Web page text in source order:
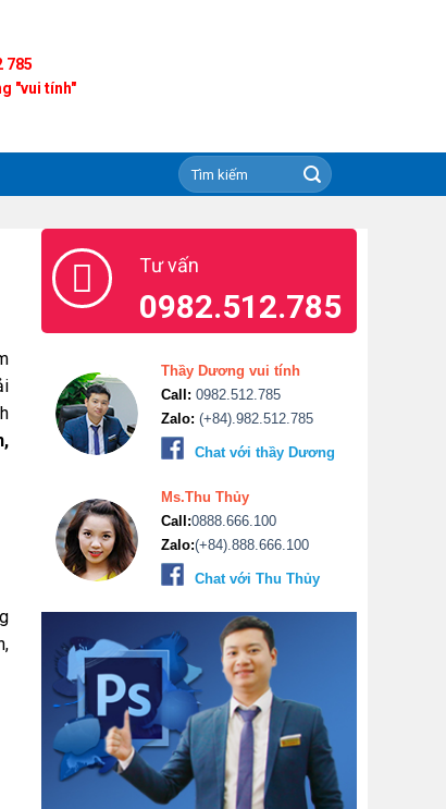
785
"vui tính"
Tư vấn
0982.512.785
Thầy Dương vui tính
Call: 0982.512.785
Zalo: (+84).982.512.785
Chat với thầy Dương
Ms.Thu Thủy
Call:0888.666.100
Zalo:(+84).888.666.100
Chat với Thu Thủy